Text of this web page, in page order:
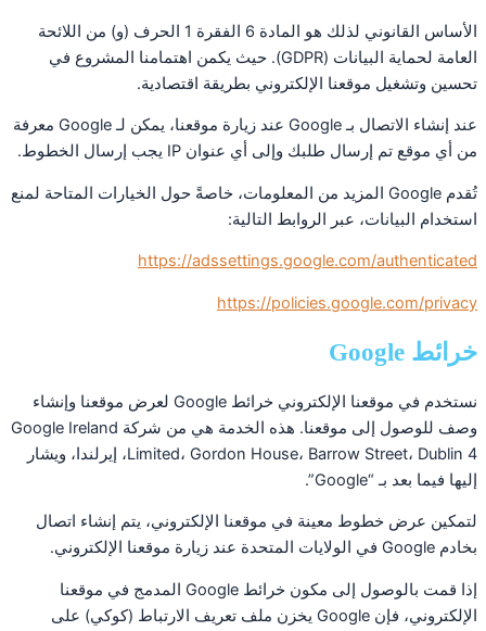
الأساس القانوني لذلك هو المادة 6 الفقرة 1 الحرف (و) من اللائحة
العامة لحماية البيانات (GDPR). حيث يكمن اهتمامنا المشروع في
تحسين وتشغيل موقعنا الإلكتروني بطريقة اقتصادية.
عند إنشاء الاتصال بـ Google عند زيارة موقعنا، يمكن لـ Google معرفة
من أي موقع تم إرسال طلبك وإلى أي عنوان IP يجب إرسال الخطوط.
تُقدم Google المزيد من المعلومات، خاصةً حول الخيارات المتاحة لمنع
استخدام البيانات، عبر الروابط التالية:
https://adssettings.google.com/authenticated
https://policies.google.com/privacy
خرائط Google
نستخدم في موقعنا الإلكتروني خرائط Google لعرض موقعنا وإنشاء
وصف للوصول إلى موقعنا. هذه الخدمة هي من شركة Google Ireland
Limited، Gordon House، Barrow Street، Dublin 4، إيرلندا، ويشار
إليها فيما بعد بـ “Google”.
لتمكين عرض خطوط معينة في موقعنا الإلكتروني، يتم إنشاء اتصال
بخادم Google في الولايات المتحدة عند زيارة موقعنا الإلكتروني.
إذا قمت بالوصول إلى مكون خرائط Google المدمج في موقعنا
الإلكتروني، فإن Google يخزن ملف تعريف الارتباط (كوكي) على